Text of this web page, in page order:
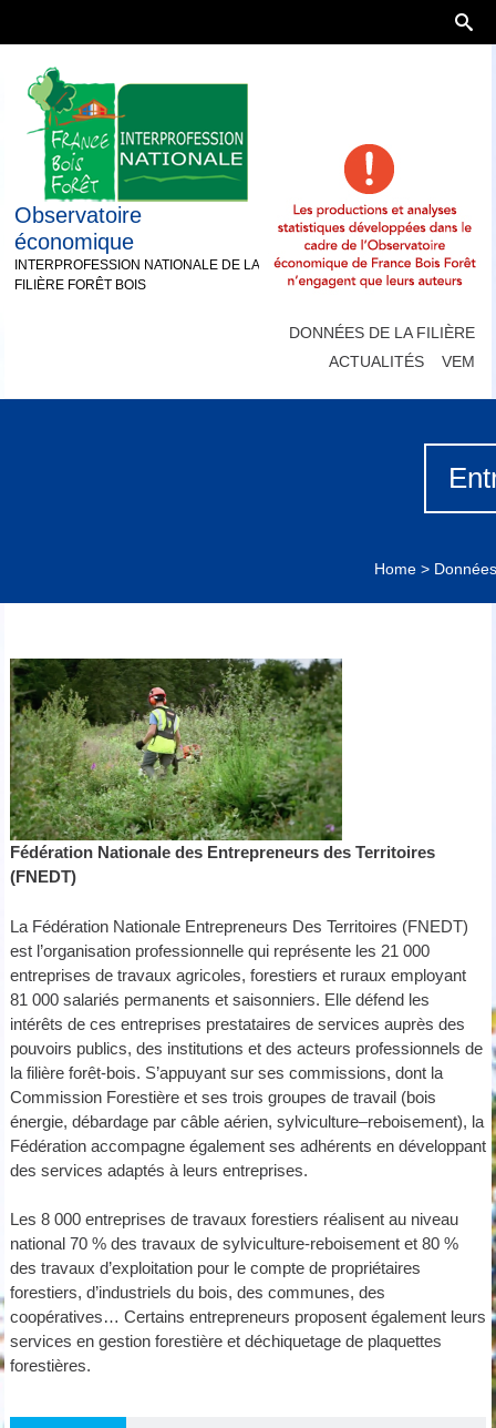
Observatoire
économique
INTERPROFESSION NATIONALE DE LA
FILIÈRE FORÊT BOIS
DONNÉES DE LA FILIÈRE
ACTUALITÉS
VEM
Home >
Fédération Nationale des Entrepreneurs des Territoires
(FNEDT)
La Fédération Nationale Entrepreneurs Des Territoires (FNEDT)
est l’organisation professionnelle qui représente les 21 000
entreprises de travaux agricoles, forestiers et ruraux employant
81 000 salariés permanents et saisonniers. Elle défend les
intérêts de ces entreprises prestataires de services auprès des
pouvoirs publics, des institutions et des acteurs professionnels de
la filière forêt-bois. S’appuyant sur ses commissions, dont la
Commission Forestière et ses trois groupes de travail (bois
énergie, débardage par câble aérien, sylviculture–reboisement), la
Fédération accompagne également ses adhérents en développant
des services adaptés à leurs entreprises.
Les 8 000 entreprises de travaux forestiers réalisent au niveau
national 70 % des travaux de sylviculture-reboisement et 80 %
des travaux d’exploitation pour le compte de propriétaires
forestiers, d’industriels du bois, des communes, des
coopératives… Certains entrepreneurs proposent également leurs
services en gestion forestière et déchiquetage de plaquettes
forestières.